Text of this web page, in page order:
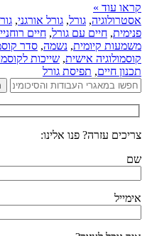
קראו עוד »
אסטרולוגיה, גורל, גורל אורגני,
פנימית, חיים עם גורל, חיים
משמעות קיומית, נשמה, סדר
קוסמולוגיה אישית, שייכות
תכנון חיים, תפיסת גורל
צריכים עזרה? פנו אלינו:
שם
אימייל